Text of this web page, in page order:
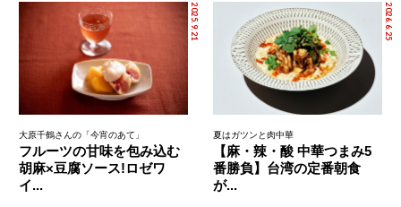
2025.9.21
大原千鶴さんの「今宵のあて」
フルーツの甘味を包み込む
胡麻×豆腐ソース!ロゼワ
イ...
2026.6.25
夏はガツンと肉中華
【麻・辣・酸 中華つまみ5
番勝負】台湾の定番朝食
が...